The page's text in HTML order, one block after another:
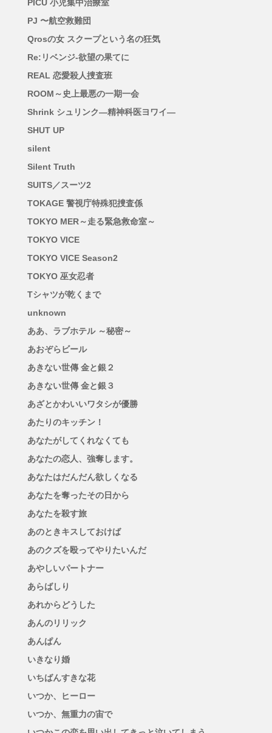
PICU 小児集中治療室
PJ 〜航空救難団
Qrosの女 スクープという名の狂気
Re:リベンジ-欲望の果てに
REAL 恋愛殺人捜査班
ROOM～史上最悪の一期一会
Shrink シュリンク―精神科医ヨワイ―
SHUT UP
silent
Silent Truth
SUITS／スーツ2
TOKAGE 警視庁特殊犯捜査係
TOKYO MER～走る緊急救命室～
TOKYO VICE
TOKYO VICE Season2
TOKYO 巫女忍者
Tシャツが乾くまで
unknown
ああ、ラブホテル ～秘密～
あおぞらビール
あきない世傳 金と銀２
あきない世傳 金と銀３
あざとかわいいワタシが優勝
あたりのキッチン！
あなたがしてくれなくても
あなたの恋人、強奪します。
あなたはだんだん欲しくなる
あなたを奪ったその日から
あなたを殺す旅
あのときキスしておけば
あのクズを殴ってやりたいんだ
あやしいパートナー
あらばしり
あれからどうした
あんのリリック
あんぱん
いきなり婚
いちばんすきな花
いつか、ヒーロー
いつか、無重力の宙で